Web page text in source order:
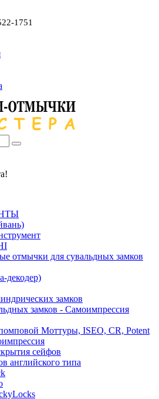
1751
отмычки для сувальдных замков
декодер)
замков
замков - Самоимпрессия
Моттуры, ISEO, CR, Potent
сейфов
английского типа